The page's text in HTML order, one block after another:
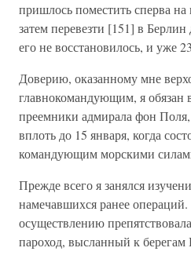
пришлось поместить сперва на
затем перевезти [151] в
его не восстановилось, и уже
Доверию, оказанному мне
главнокомандующим, я обязан
преемники адмирала фон
вплоть до 15 января, когда
командующим морскими
Прежде всего я занялся
намечавшихся ранее
осуществлению
пароход, высланный к